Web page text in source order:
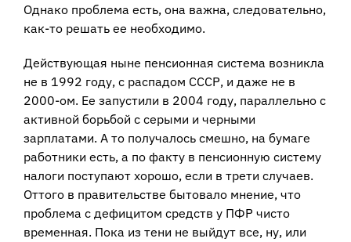
Однако проблема есть, она важна, следовательно,
как-то решать ее необходимо.
Действующая ныне пенсионная система возникла
не в 1992 году, с распадом СССР, и даже не в
2000-ом. Ее запустили в 2004 году, параллельно с
активной борьбой с серыми и черными
зарплатами. А то получалось смешно, на бумаге
работники есть, а по факту в пенсионную систему
налоги поступают хорошо, если в трети случаев.
Оттого в правительстве бытовало мнение, что
проблема с дефицитом средств у ПФР чисто
временная. Пока из тени не выйдут все, ну, или